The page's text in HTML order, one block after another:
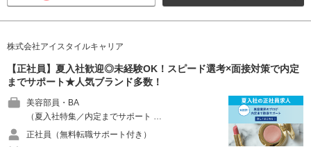
株式会社アイスタイルキャリア
【正社員】夏入社歓迎◎未経験OK！スピード選考×面接対策で内定
までサポート★人気ブランド多数！
美容部員・BA
（夏入社特集／内定までサポート …
正社員（無料転職サポート付き）